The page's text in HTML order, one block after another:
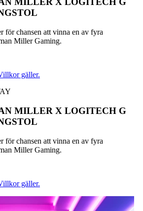
för chansen att vinna en av fyra
Miller Gaming.
gäller.
MILLER X LOGITECH G
för chansen att vinna en av fyra
Miller Gaming.
gäller.